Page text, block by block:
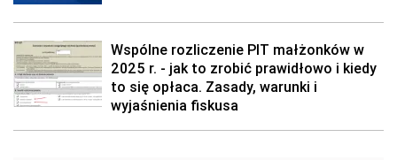
Wspólne rozliczenie PIT małżonków w
2025 r. - jak to zrobić prawidłowo i kiedy
to się opłaca. Zasady, warunki i
wyjaśnienia fiskusa